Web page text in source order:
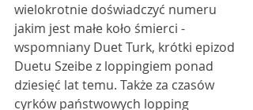
wielokrotnie doświadczyć numeru
jakim jest małe koło śmierci -
wspomniany Duet Turk, krótki epizod
Duetu Szeibe z loppingiem ponad
dziesięć lat temu. Także za czasów
cyrków państwowych lopping